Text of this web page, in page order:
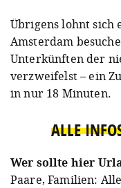
Übrigens lohnt sich
Amsterdam
Unterkünften der
verzweifelst – ein
in nur 18 Minuten.
ALLE
Wer sollte hier
Paare, Familien: